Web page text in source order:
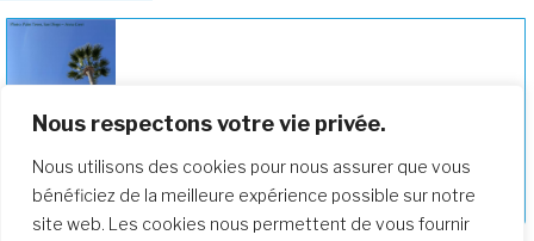
Nous respectons votre vie privée.
Nous utilisons des cookies pour nous assurer que vous
bénéficiez de la meilleure expérience possible sur notre
site web. Les cookies nous permettent de vous fournir
JPIC Guide de Prière – Dimanche des
Rameaux 2023